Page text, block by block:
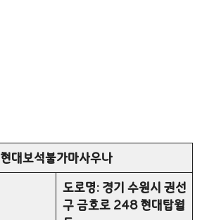
현대보석불가마사우나
도로명: 경기 수원시 권선
구 금호로 248 현대탑월